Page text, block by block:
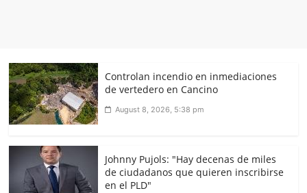
Controlan incendio en inmediaciones
de vertedero en Cancino
August 8, 2026, 5:38 pm
Johnny Pujols: "Hay decenas de miles
de ciudadanos que quieren inscribirse
en el PLD"